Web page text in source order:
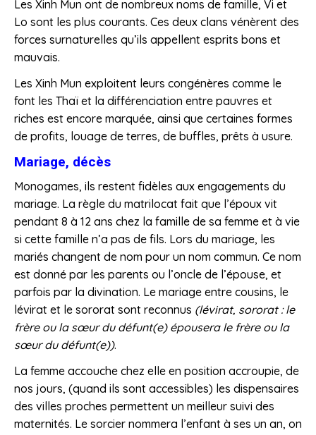
Les Xinh Mun ont de nombreux noms de famille, Vi et
Lo sont les plus courants. Ces deux clans vénèrent des
forces surnaturelles qu’ils appellent esprits bons et
mauvais.
Les Xinh Mun exploitent leurs congénères comme le
font les Thaï et la différenciation entre pauvres et
riches est encore marquée, ainsi que certaines formes
de profits, louage de terres, de buffles, prêts à usure.
Mariage, décès
Monogames, ils restent fidèles aux engagements du
mariage. La règle du matrilocat fait que l’époux vit
pendant 8 à 12 ans chez la famille de sa femme et à vie
si cette famille n’a pas de fils. Lors du mariage, les
mariés changent de nom pour un nom commun. Ce nom
est donné par les parents ou l’oncle de l’épouse, et
parfois par la divination. Le mariage entre cousins, le
lévirat et le sororat sont reconnus (lévirat, sororat : le
frère ou la sœur du défunt(e) épousera le frère ou la
sœur du défunt(e)).
La femme accouche chez elle en position accroupie, de
nos jours, (quand ils sont accessibles) les dispensaires
des villes proches permettent un meilleur suivi des
maternités. Le sorcier nommera l’enfant à ses un an, on